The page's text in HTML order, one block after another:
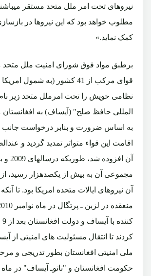
نیروهای تحت امر ملل متحد مستقر
مطلوب خواهد بود که این نیروها در
کمک نماید.»
برطبق مواد فوق شورای امنیت ملل متحد
قوای مرکب از 41 کشور (به شمول
نظامی خویش را تحت امرملل متحد زیر
المللی حافظ صلح" (آیساف) به
به اساس ضرورت و بنابر درخواست جانب
اقامت این قواء متواتر تمدید گردید و
آن
مجموعی آن به بیش از یکصدهزار رسید،
آن نیروهای ایالات متحده امریکا بود. تا
کردند تا انتقال مسئولیت های امنیتی از
ملی امنیتی افغانستان بطور تدریجی و